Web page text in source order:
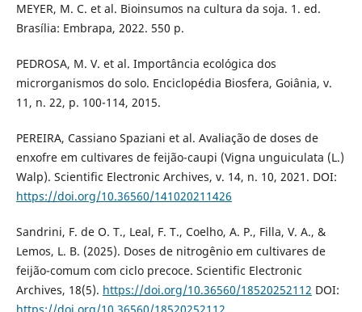
MEYER, M. C. et al. Bioinsumos na cultura da soja. 1. ed.
Brasília: Embrapa, 2022. 550 p.
PEDROSA, M. V. et al. Importância ecológica dos
microrganismos do solo. Enciclopédia Biosfera, Goiânia, v.
11, n. 22, p. 100-114, 2015.
PEREIRA, Cassiano Spaziani et al. Avaliação de doses de
enxofre em cultivares de feijão-caupi (Vigna unguiculata (L.)
Walp). Scientific Electronic Archives, v. 14, n. 10, 2021. DOI:
https://doi.org/10.36560/141020211426
Sandrini, F. de O. T., Leal, F. T., Coelho, A. P., Filla, V. A., &
Lemos, L. B. (2025). Doses de nitrogênio em cultivares de
feijão-comum com ciclo precoce. Scientific Electronic
Archives, 18(5). https://doi.org/10.36560/18520252112 DOI: